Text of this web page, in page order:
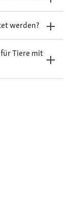
werden?
Tiere mit